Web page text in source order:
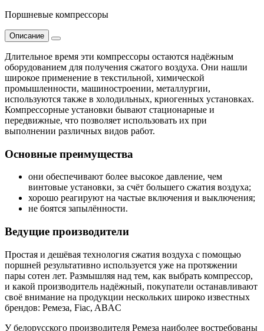
Поршневые компрессоры
Описание
Длительное время эти компрессоры остаются надёжным
оборудованием для получения сжатого воздуха. Они нашли
широкое применение в текстильной, химической
промышленности, машиностроении, металлургии,
используются также в холодильных, криогенных установках.
Компрессорные установки бывают стационарные и
передвижные, что позволяет использовать их при
выполнении различных видов работ.
Основные преимущества
они обеспечивают более высокое давление, чем
винтовые установки, за счёт большего сжатия воздуха;
хорошо реагируют на частые включения и выключения;
не боятся запылённости.
Ведущие производители
Простая и дешёвая технология сжатия воздуха с помощью
поршней результативно используется уже на протяжении
пары сотен лет. Размышляя над тем, как выбрать компрессор,
и какой производитель надёжный, покупатели останавливают
своё внимание на продукции нескольких широко известных
брендов: Ремеза, Fiac, ABAC
У белорусского производителя Ремеза наиболее востребованы